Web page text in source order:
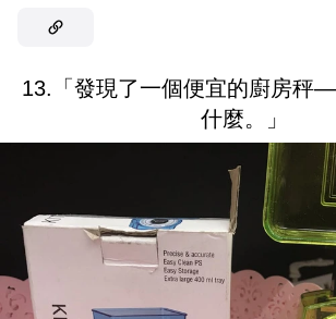
13.「發現了一個便宜的廚房秤
什麼。」